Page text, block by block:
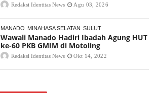
Redaksi Identitas News Agu 03, 2026
MANADO MINAHASA SELATAN SULUT
Wawali Manado Hadiri Ibadah Agung HUT
ke-60 PKB GMIM di Motoling
Redaksi Identitas News Okt 14, 2022